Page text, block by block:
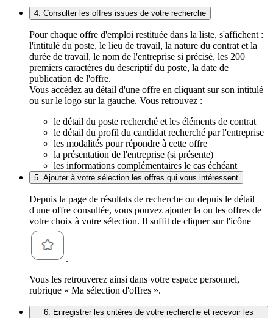
4. Consulter les offres issues de votre recherche
Pour chaque offre d'emploi restituée dans la liste, s'affichent :
l'intitulé du poste, le lieu de travail, la nature du contrat et la
durée de travail, le nom de l'entreprise si précisé, les 200
premiers caractères du descriptif du poste, la date de
publication de l'offre.
Vous accédez au détail d'une offre en cliquant sur son intitulé
ou sur le logo sur la gauche. Vous retrouvez :
le détail du poste recherché et les éléments de contrat
le détail du profil du candidat recherché par l'entreprise
les modalités pour répondre à cette offre
la présentation de l'entreprise (si présente)
les informations complémentaires le cas échéant
5. Ajouter à votre sélection les offres qui vous intéressent
Depuis la page de résultats de recherche ou depuis le détail
d'une offre consultée, vous pouvez ajouter la ou les offres de
votre choix à votre sélection. Il suffit de cliquer sur l'icône
.
Vous les retrouverez ainsi dans votre espace personnel,
rubrique « Ma sélection d'offres ».
6. Enregistrer les critères de votre recherche et recevoir les